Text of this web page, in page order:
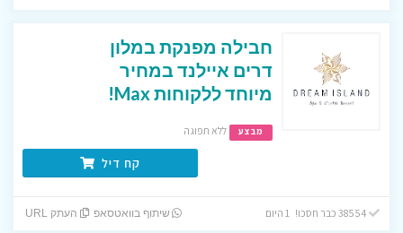
חבילה מפנקת במלון
דרים איילנד במחיר
מיוחד ללקוחות Max!
מבצע ללא תפוגה
קח דיל
38554 כבר חסכו! 1 היום שיתוף בוואטסאפ העתק URL